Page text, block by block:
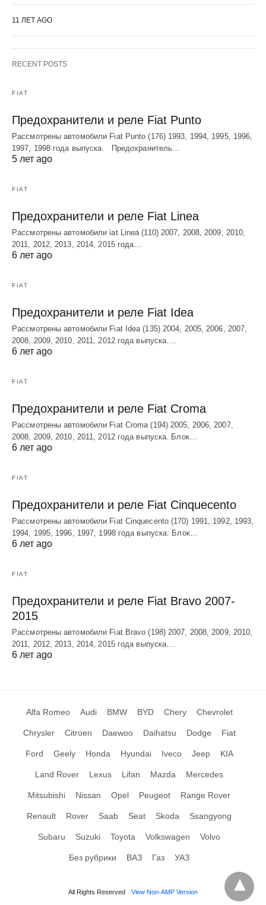
11 ЛЕТ AGO
RECENT POSTS
FIAT
Предохранители и реле Fiat Punto
Рассмотрены автомобили Fiat Punto (176) 1993, 1994, 1995, 1996,
1997, 1998 года выпуска. Предохранитель…
5 лет ago
FIAT
Предохранители и реле Fiat Linea
Рассмотрены автомобили iat Linea (110) 2007, 2008, 2009, 2010,
2011, 2012, 2013, 2014, 2015 года…
6 лет ago
FIAT
Предохранители и реле Fiat Idea
Рассмотрены автомобили Fiat Idea (135) 2004, 2005, 2006, 2007,
2008, 2009, 2010, 2011, 2012 года выпуска.…
6 лет ago
FIAT
Предохранители и реле Fiat Croma
Рассмотрены автомобили Fiat Croma (194) 2005, 2006, 2007,
2008, 2009, 2010, 2011, 2012 года выпуска. Блок…
6 лет ago
FIAT
Предохранители и реле Fiat Cinquecento
Рассмотрены автомобили Fiat Cinquecento (170) 1991, 1992, 1993,
1994, 1995, 1996, 1997, 1998 года выпуска. Блок…
6 лет ago
FIAT
Предохранители и реле Fiat Bravo 2007-
2015
Рассмотрены автомобили Fiat Bravo (198) 2007, 2008, 2009, 2010,
2011, 2012, 2013, 2014, 2015 года выпуска.…
6 лет ago
Alfa Romeo Audi BMW BYD Chery Chevrolet
Chrysler Citroen Daewoo Daihatsu Dodge Fiat
Ford Geely Honda Hyundai Iveco Jeep KIA
Land Rover Lexus Lifan Mazda Mercedes
Mitsubishi Nissan Opel Peugeot Range Rover
Renault Rover Saab Seat Skoda Ssangyong
Subaru Suzuki Toyota Volkswagen Volvo
Без рубрики ВАЗ Газ УАЗ
All Rights Reserved View Non-AMP Version